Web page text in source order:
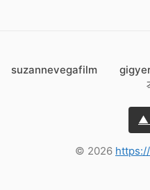
suzannevegafilm
▲
© 2026